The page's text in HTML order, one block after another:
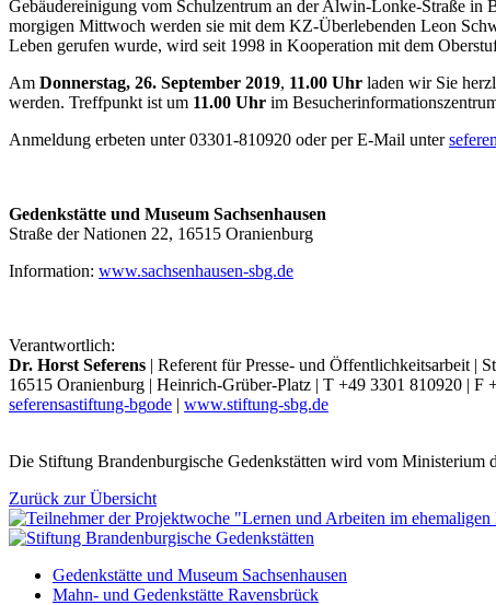
Gebäudereinigung vom Schulzentrum an der Alwin-Lonke-Straße in
morgigen Mittwoch werden sie mit dem KZ-Überlebenden Leon
Leben gerufen wurde, wird seit 1998 in Kooperation mit dem
Am Donnerstag, 26. September 2019, 11.00 Uhr laden wir Sie
werden. Treffpunkt ist um 11.00 Uhr im
Anmeldung erbeten unter 03301-810920 oder per E-Mail unter
Gedenkstätte und Museum Sachsenhausen
Straße der Nationen 22, 16515 Oranienburg
Information: www.sachsenhausen-sbg.de
Verantwortlich:
Dr. Horst Seferens | Referent für Presse- und Öffentlichkeitsarbeit |
16515 Oranienburg | Heinrich-Grüber-Platz | T +49 3301 810920 | F
seferensastiftung-bgode | www.stiftung-sbg.de
Die Stiftung Brandenburgische Gedenkstätten wird vom Ministerium
Zurück zur Übersicht
Gedenkstätte und Museum Sachsenhausen
Mahn- und Gedenkstätte Ravensbrück